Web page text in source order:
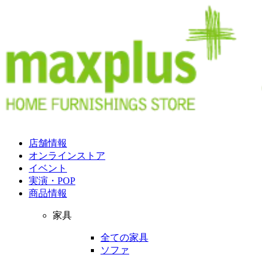
店舗情報
オンラインストア
イベント
実演・POP
商品情報
家具
全ての家具
ソファ